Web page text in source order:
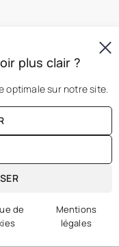
plus clair ?
optimale sur notre site.
de
Mentions
légales